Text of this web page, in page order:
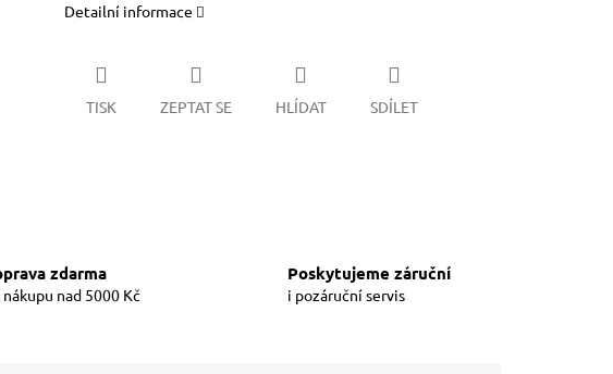
Detailní informace
TISK ZEPTAT SE HLÍDAT SDÍLET
zdarma
nad 5000 Kč
Poskytujeme záruční
i pozáruční servis